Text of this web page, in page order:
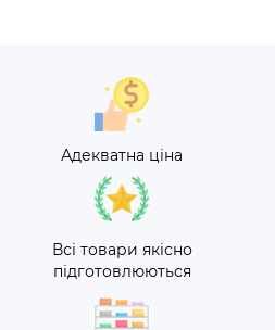
Адекватна ціна
Всі товари якісно
підготовлюються